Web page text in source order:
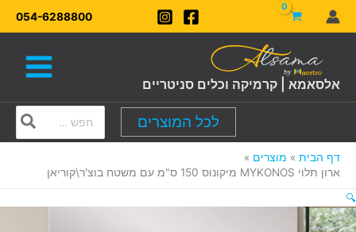
דילוג
לתוכן
054-6288800
אלסאמא | קרמיקה וכלים סניטריים
לכל המוצרים
for:
דף הבית
מוצרים
ארון תלוי MYKONOS מיקונוס 150 ס"מ עם משטח בוצ'ר\קוריאן
🔍